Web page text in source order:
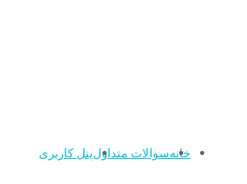
خانهسوالات متداولپنل کاربری